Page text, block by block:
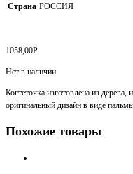
Страна РОССИЯ
1058,00Р
Нет в наличии
Когтеточка изготовлена из
оригинальный дизайн в виде
Похожие товары